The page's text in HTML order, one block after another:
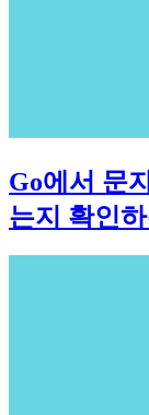
Go에서 문
는지 확인